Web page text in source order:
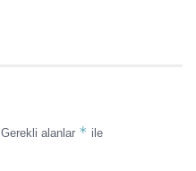
Gerekli alanlar * ile